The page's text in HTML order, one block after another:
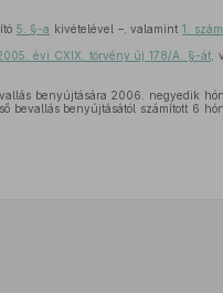
5. §-a kivételével –, valamint1.
évi CXIX. törvény új 178/A. §-át,
benyújtására 2006. negyedik
bevallás benyújtásától számított 6